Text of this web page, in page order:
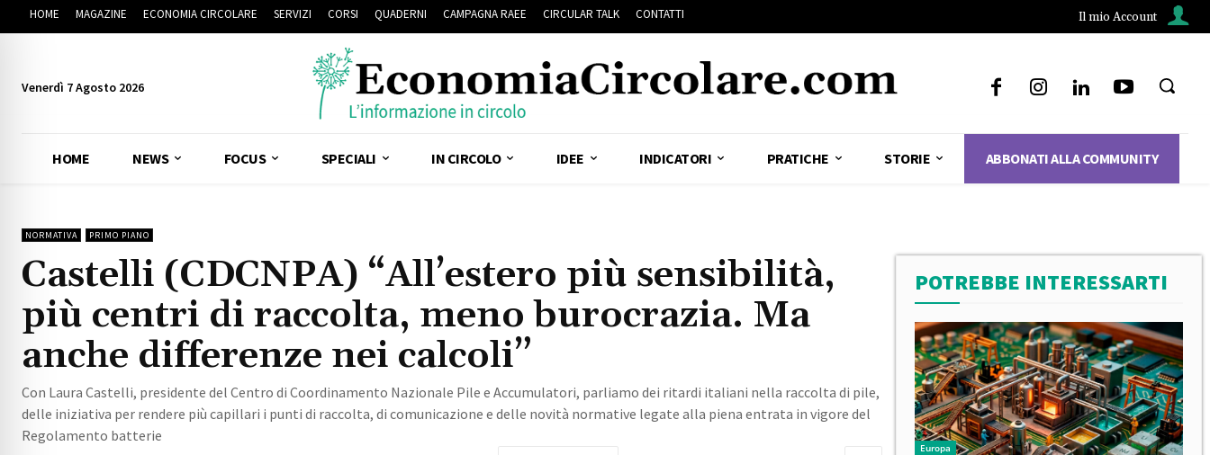
HOME MAGAZINE ECONOMIA CIRCOLARE SERVIZI CORSI QUADERNI CAMPAGNA RAEE CIRCULAR TALK CONTATTI Il mio Account
Venerdì 7 Agosto 2026
HOME NEWS FOCUS SPECIALI IN CIRCOLO IDEE INDICATORI PRATICHE STORIE ABBONATI ALLA COMMUNITY
NORMATIVA PRIMO PIANO
Castelli (CDCNPA) “All’estero più sensibilità,
più centri di raccolta, meno burocrazia. Ma
anche differenze nei calcoli”
Con Laura Castelli, presidente del Centro di Coordinamento Nazionale Pile e Accumulatori, parliamo dei ritardi italiani nella raccolta di pile,
delle iniziativa per rendere più capillari i punti di raccolta, di comunicazione e delle novità normative legate alla piena entrata in vigore del
Regolamento batterie
POTREBBE INTERESSARTI
Europa